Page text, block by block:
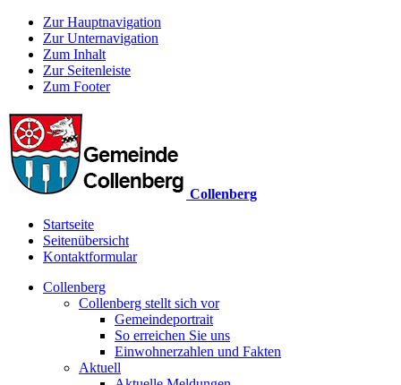
Zur Hauptnavigation
Zur Unternavigation
Zum Inhalt
Zur Seitenleiste
Zum Footer
Collenberg
Startseite
Seitenübersicht
Kontaktformular
Collenberg
Collenberg stellt sich vor
Gemeindeportrait
So erreichen Sie uns
Einwohnerzahlen und Fakten
Aktuell